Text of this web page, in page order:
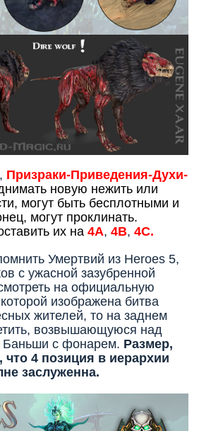
Призраки-Приведения-Духи-
новую нежить или
могут быть бесплотными и
могут проклинать.
их на 4А, 4В, 4С.
Умертвий из Heroes 5,
с ужасной зазубренной
на официальную
изображена битва
жителей, то на заднем
возвышающуюся над
с фонарем. Размер,
что 4 позиция в иерархии
заслуженна.